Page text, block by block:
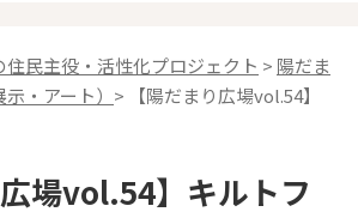
住民主役・活性化プロジェクト > 陽だま
・アート） > 【陽だまり広場vol.54】
広場vol.54】キルトフ